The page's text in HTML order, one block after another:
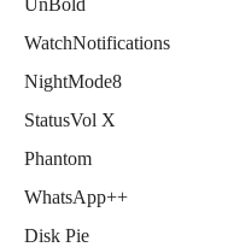
WatchNotifications
NightMode8
StatusVol X
Phantom
WhatsApp++
Disk Pie